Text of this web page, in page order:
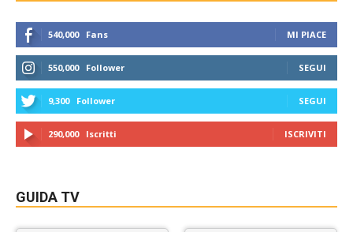
540,000 Fans MI PIACE
550,000 Follower SEGUI
9,300 Follower SEGUI
290,000 Iscritti ISCRIVITI
GUIDA TV